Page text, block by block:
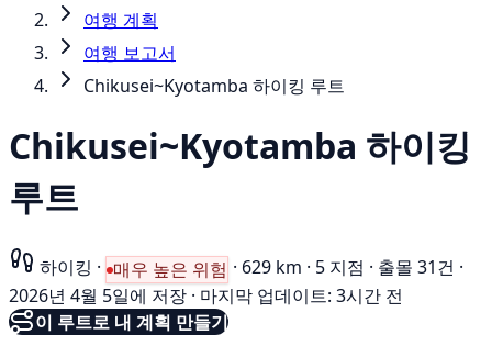
여행 계획
여행 보고서
Chikusei~Kyotamba 하이킹 루트
Chikusei~Kyotamba 하이킹
루트
하이킹 · 매우 높은 위험 · 629 km · 5 지점 · 출몰 31건 ·
2026년 4월 5일에 저장 · 마지막 업데이트: 3시간 전
이 루트로 내 계획 만들기